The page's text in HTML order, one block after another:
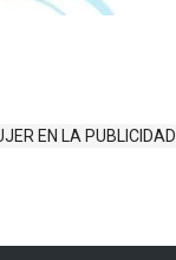
EN LA PUBLICIDAD